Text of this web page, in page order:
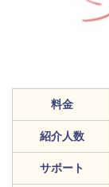
料金
紹介人数
サポート